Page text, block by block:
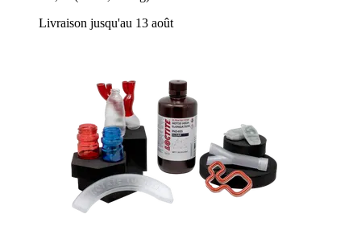
Livraison jusqu'au 13 août